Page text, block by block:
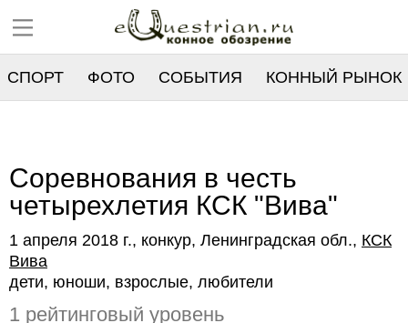
СПОРТ ФОТО СОБЫТИЯ КОННЫЙ РЫНОК
Соревнования в честь
четырехлетия КСК "Вива"
1 апреля 2018 г., конкур, Ленинградская обл., КСК
Вива
дети, юноши, взрослые, любители
1 рейтинговый уровень